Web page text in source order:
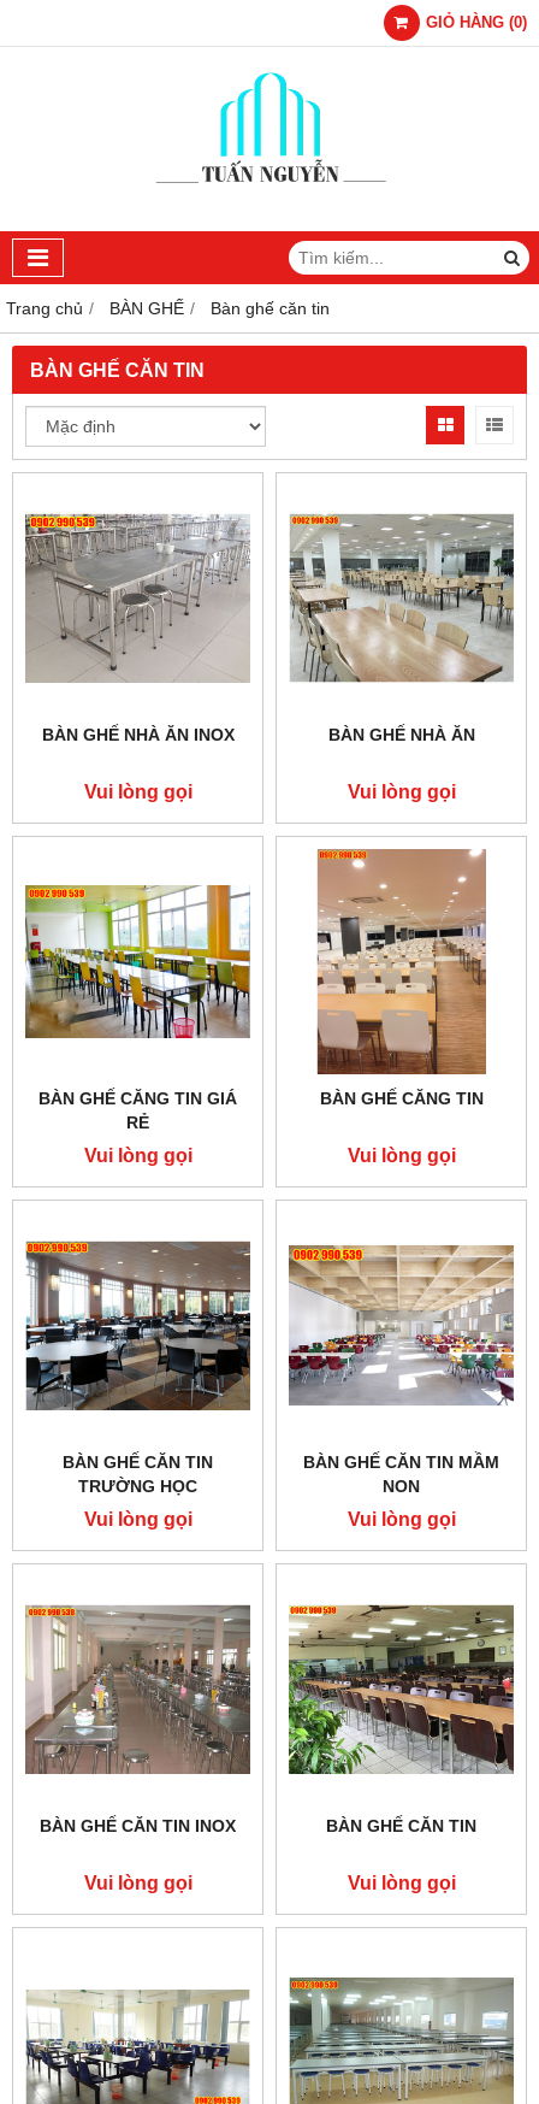
GIỎ HÀNG (0)
Trang chủ BÀN GHẾ Bàn ghế căn tin
BÀN GHẾ CĂN TIN
BÀN GHẾ NHÀ ĂN INOX
Vui lòng gọi
BÀN GHẾ NHÀ ĂN
Vui lòng gọi
BÀN GHẾ CĂNG TIN GIÁ
RẺ
Vui lòng gọi
BÀN GHẾ CĂNG TIN
Vui lòng gọi
BÀN GHẾ CĂN TIN
TRƯỜNG HỌC
Vui lòng gọi
BÀN GHẾ CĂN TIN MẦM
NON
Vui lòng gọi
BÀN GHẾ CĂN TIN INOX
Vui lòng gọi
BÀN GHẾ CĂN TIN
Vui lòng gọi